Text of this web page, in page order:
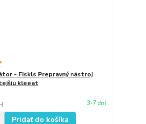
- Fiskls Prepravný nástroj
kleeat
3-7 dní
Pridať do košíka